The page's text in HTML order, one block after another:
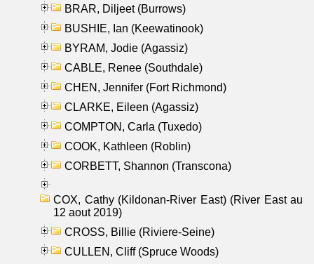
BRAR, Diljeet (Burrows)
BUSHIE, Ian (Keewatinook)
BYRAM, Jodie (Agassiz)
CABLE, Renee (Southdale)
CHEN, Jennifer (Fort Richmond)
CLARKE, Eileen (Agassiz)
COMPTON, Carla (Tuxedo)
COOK, Kathleen (Roblin)
CORBETT, Shannon (Transcona)
COX, Cathy (Kildonan-River East) (River East au
12 aout 2019)
CROSS, Billie (Riviere-Seine)
CULLEN, Cliff (Spruce Woods)